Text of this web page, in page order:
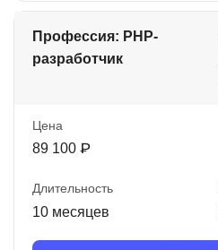
Профессия: PHP-
разработчик
Цена
89 100 ₽
Длительность
10 месяцев